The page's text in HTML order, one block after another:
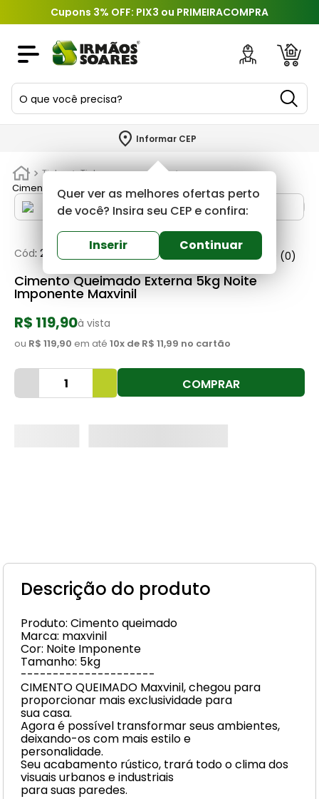
Cupons 3% OFF: PIX3 ou PRIMEIRACOMPRA
O que você precisa?
Informar CEP
Quer ver as melhores ofertas perto
de você? Insira seu CEP e confira:
Inserir Continuar
Tintas
Tintas pva e acrilica
Cimento Queimado Externa 5kg Noite Imponente Maxvinil
Cód:238600 Maxvinil (0)
Cimento Queimado Externa 5kg Noite
Imponente Maxvinil
R$ 119,90à vista
ou R$ 119,90 em até 10x de R$ 11,99 no cartão
COMPRAR
Descrição do produto
Produto: Cimento queimado
Marca: maxvinil
Cor: Noite Imponente
Tamanho: 5kg
---------------------
CIMENTO QUEIMADO Maxvinil, chegou para
proporcionar mais exclusividade para
sua casa.
Agora é possível transformar seus ambientes,
deixando-os com mais estilo e
personalidade.
Seu acabamento rústico, trará todo o clima dos
visuais urbanos e industriais
para suas paredes.
TERMOS MAIS BUSCADOS
2º
3º
porta
revestimento
5º
telha
6º
argamassa
cimento
vaso sanitário